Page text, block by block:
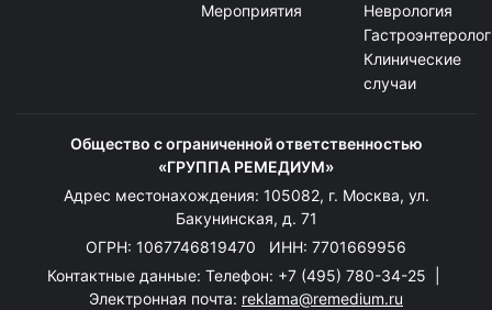
Мероприятия
Неврология
Клинические
случаи
Общество с ограниченной ответственностью
«ГРУППА РЕМЕДИУМ»
Адрес местонахождения: 105082, г. Москва, ул.
Бакунинская, д. 71
ОГРН: 1067746819470 ИНН: 7701669956
Контактные данные: Телефон: +7 (495) 780-34-25
Электронная почта: reklama@remedium.ru